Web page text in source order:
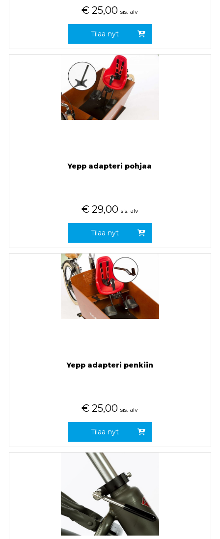
€ 25,00 sis. alv
Tilaa nyt
Yepp adapteri pohjaa
€ 29,00 sis. alv
Tilaa nyt
Yepp adapteri penkiin
€ 25,00 sis. alv
Tilaa nyt